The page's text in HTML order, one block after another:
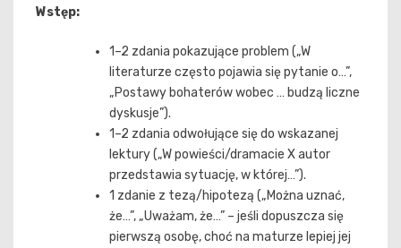
Wstęp:
1–2 zdania pokazujące problem („W
literaturze często pojawia się pytanie o…”,
„Postawy bohaterów wobec … budzą liczne
dyskusje”).
1–2 zdania odwołujące się do wskazanej
lektury („W powieści/dramacie X autor
przedstawia sytuację, w której…”).
1 zdanie z tezą/hipotezą („Można uznać,
że…”, „Uważam, że…” – jeśli dopuszcza się
pierwszą osobę, choć na maturze lepiej jej